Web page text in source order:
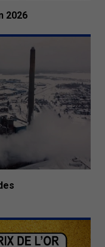
2026